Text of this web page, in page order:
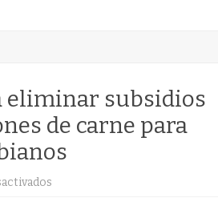
eliminar subsidios
de carne para